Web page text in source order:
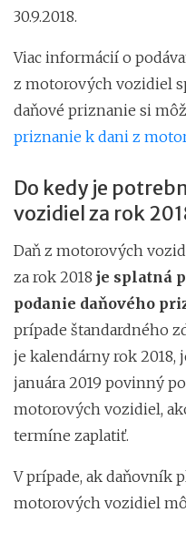
30.9.2018.
Viac informácií o
z motorových vozidiel
daňové priznanie si
priznanie k dani z
Do kedy je
vozidiel za rok
Daň z motorových
za rok 2018 je splatná
podanie daňového
prípade štandardného
je kalendárny rok 2018,
januára 2019 povinný
motorových vozidiel,
termíne zaplatiť.
V prípade, ak daňovník
motorových vozidiel